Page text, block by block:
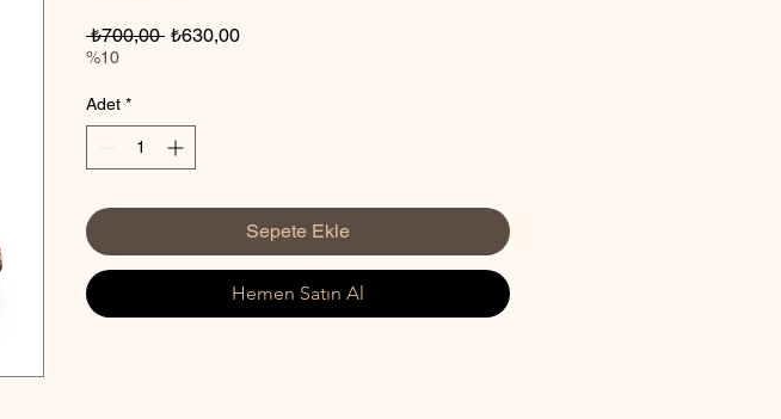
₺700,00 Normal
₺630,00İndirimli
%10
Adet *
Sepete Ekle
Hemen Satın Al